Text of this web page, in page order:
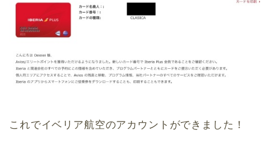
これでイベリア航空のアカウントができました！